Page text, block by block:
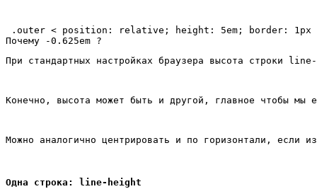
.outer < position: relative; height: 5em; border:
При стандартных настройках браузера высота строки
Конечно, высота может быть и другой, главное чтобы мы
Можно аналогично центрировать и по горизонтали,
Одна строка: line-height